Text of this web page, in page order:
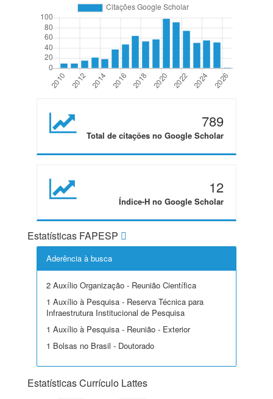
789
Total de citações no Google Scholar
12
Índice-H no Google Scholar
Estatísticas FAPESP
Aderência à busca
2 Auxílio Organização - Reunião Científica
1 Auxílio à Pesquisa - Reserva Técnica para
Infraestrutura Institucional de Pesquisa
1 Auxílio à Pesquisa - Reunião - Exterior
1 Bolsas no Brasil - Doutorado
Estatísticas Currículo Lattes